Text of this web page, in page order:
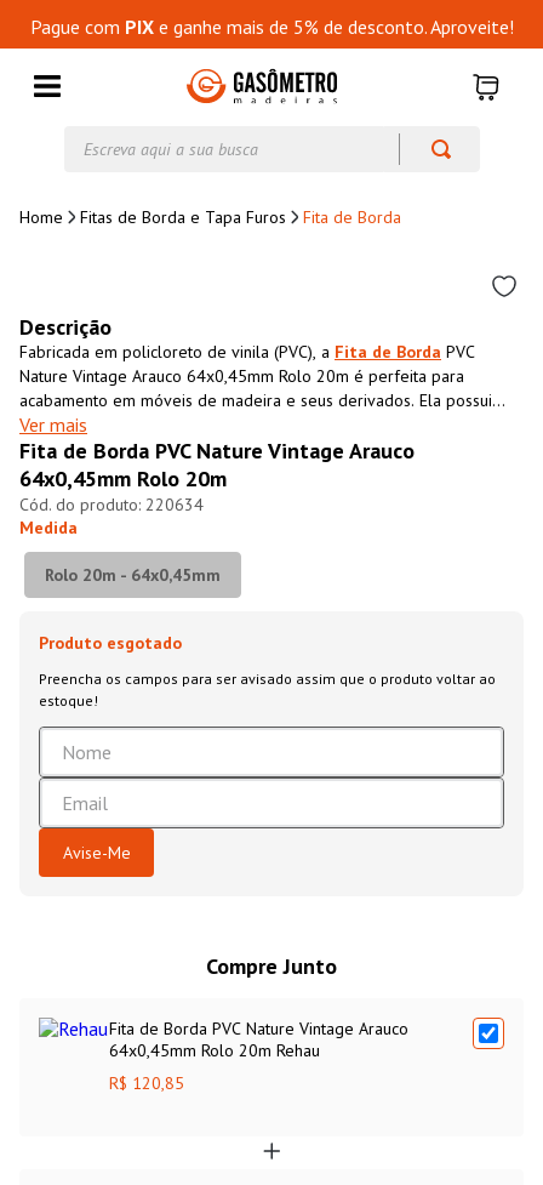
Pague com PIXe ganhe mais de 5% de desconto. Aproveite!
Fitas de Borda e Tapa Furos Fita de Borda
Descrição
Fabricada em policloreto de vinila (PVC), a Fita de Borda PVC
Nature Vintage Arauco 64x0,45mm Rolo 20m é perfeita para
acabamento em móveis de madeira e seus derivados. Ela possui
textura impressa semelhante ao MDF, que além de conferir
acabamento superior ao móvel também impermeabiliza o material,
aumentando sua resistência e durabilidade.
Ver mais
Fita de Borda PVC Nature Vintage Arauco
64x0,45mm Rolo 20m
220634
Medida
Rolo 20m - 64x0,45mm
Compre Junto
Fita de Borda PVC Nature Vintage Arauco
64x0,45mm Rolo 20m Rehau
R$ 120,85